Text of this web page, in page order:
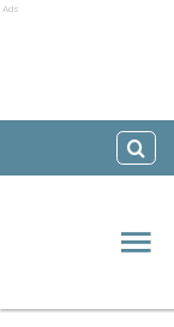
Ads